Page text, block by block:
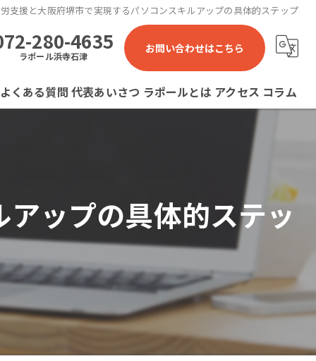
支援と大阪府堺市で実現するパソコンスキルアップの具体的ステップ
280-4635
ラポール浜寺石津
お問い合わせはこちら
よくある質問 代表あいさつ ラポールとは アクセス
ラポール石津川 就労継続支援B型事業所
ラポール浜寺石津 就労継続支援B型事業所
コラム
ップの具体的ステッ